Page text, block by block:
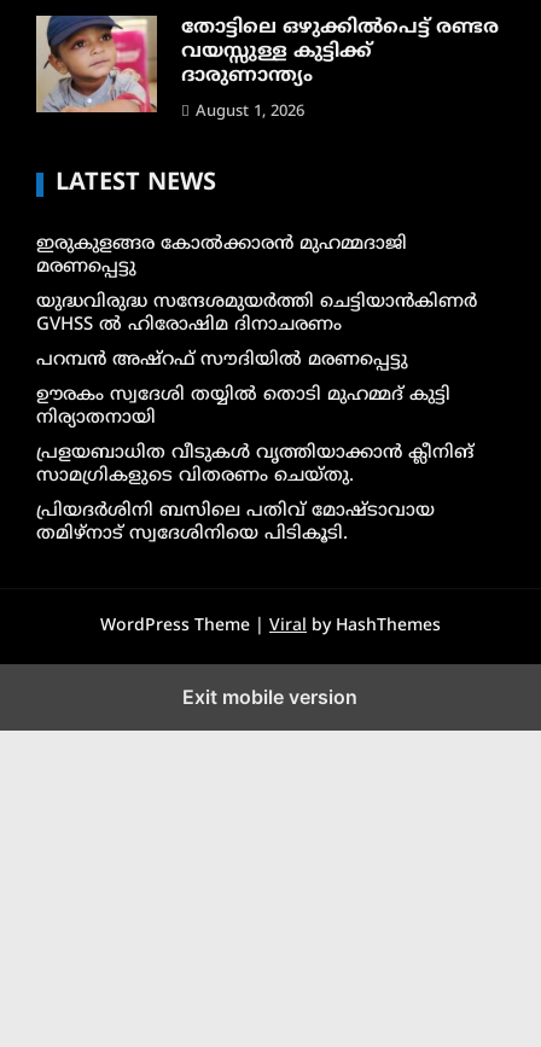
തോട്ടിലെ ഒഴുക്കിൽപെട്ട് രണ്ടര
വയസ്സുള്ള കുട്ടിക്ക്
ദാരുണാന്ത്യം
August 1, 2026
LATEST NEWS
ഇരുകുളങ്ങര കോൽക്കാരൻ മുഹമ്മദാജി
മരണപ്പെട്ടു
യുദ്ധവിരുദ്ധ സന്ദേശമുയർത്തി ചെട്ടിയാൻകിണർ
GVHSS ൽ ഹിരോഷിമ ദിനാചരണം
പറമ്പൻ അഷ്‌റഫ് സൗദിയിൽ മരണപ്പെട്ടു
ഊരകം സ്വദേശി തയ്യിൽ തൊടി മുഹമ്മദ് കുട്ടി
നിര്യാതനായി
പ്രളയബാധിത വീടുകൾ വൃത്തിയാക്കാൻ ക്ലീനിങ്
സാമഗ്രികളുടെ വിതരണം ചെയ്തു.
പ്രിയദർശിനി ബസിലെ പതിവ് മോഷ്ടാവായ
തമിഴ്നാട് സ്വദേശിനിയെ പിടികൂടി.
WordPress Theme | Viral by HashThemes
Exit mobile version